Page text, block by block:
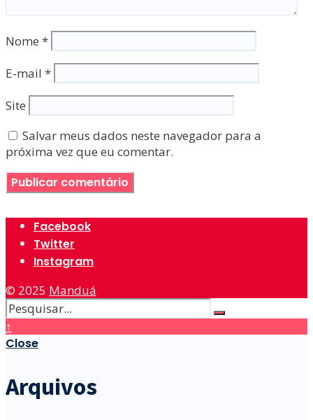
Nome *
E-mail *
Site
Salvar meus dados neste navegador para a
próxima vez que eu comentar.
Facebook
Twitter
Instagram
© 2025 Manduá
↑
Close
Arquivos